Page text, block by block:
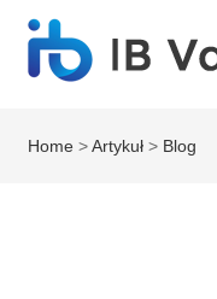
Home >Artykuł > Blog